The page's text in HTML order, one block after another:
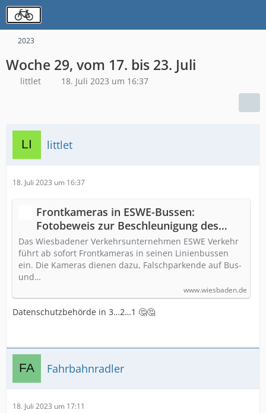
2023
Woche 29, vom 17. bis 23. Juli
littlet 18. Juli 2023 um 16:37
littlet
18. Juli 2023 um 16:37
Frontkameras in ESWE-Bussen:
Fotobeweis zur Beschleunigung des
Busverkehrs
Das Wiesbadener Verkehrsunternehmen ESWE Verkehr
führt ab sofort Frontkameras in seinen Linienbussen
ein. Die Kameras dienen dazu, Falschparkende auf Bus-
und…
www.wiesbaden.de
Datenschutzbehörde in 3…2…1 🤔🤔
Fahrbahnradler
18. Juli 2023 um 17:11